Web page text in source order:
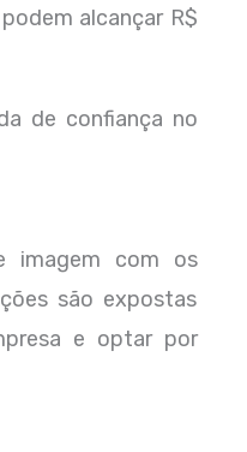
alcançar R$
de confiança no
imagem com os
são expostas
e optar por